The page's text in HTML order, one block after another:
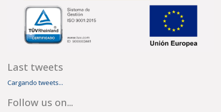
Last tweets
Cargando tweets...
Follow us on...